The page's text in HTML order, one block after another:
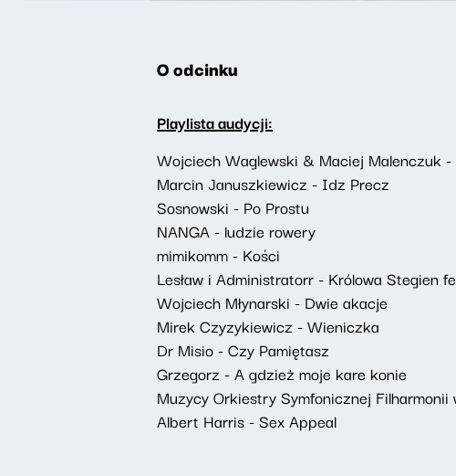
O odcinku
Playlista audycji:
Wojciech Waglewski & Maciej Malenczuk -
Marcin Januszkiewicz - Idz Precz
Sosnowski - Po Prostu
NANGA - ludzie rowery
mimikomm - Kości
Lesław i Administratorr - Królowa Stegien
Wojciech Młynarski - Dwie akacje
Mirek Czyzykiewicz - Wieniczka
Dr Misio - Czy Pamiętasz
Grzegorz - A gdzież moje kare konie
Muzycy Orkiestry Symfonicznej
Albert Harris - Sex Appeal